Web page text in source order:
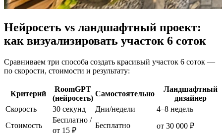
Нейросеть vs ландшафтный проект:
как визуализировать участок 6 соток
Сравниваем три способа создать красивый участок 6 соток —
по скорости, стоимости и результату:
Критерий
RoomGPT
(нейросеть)
Самостоятельно
Ландшафтный
дизайнер
Скорость
30 секунд Дни/недели
4–8 недель
Стоимость
Бесплатно /
от 15 ₽
Бесплатно от 30 000 ₽